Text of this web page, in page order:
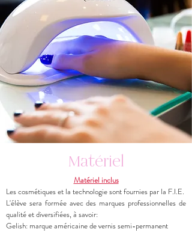
Matériel
Matériel inclus
Les cosmétiques et la technologie sont fournies par la F.I.E.
L'élève sera formée avec des marques professionnelles de
qualité et diversifiées, à savoir:
Gelish: marque américaine de vernis semi-permanent